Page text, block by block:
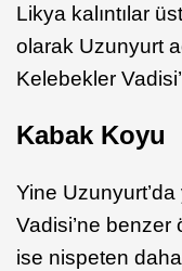
Likya kalıntılar
olarak Uzunyurt
Kelebekler
Kabak Koyu
Yine
Vadisi’ne benzer
ise nispeten